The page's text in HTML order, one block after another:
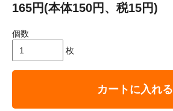
165円(本体150円、税15円)
個数
枚
カートに入れる